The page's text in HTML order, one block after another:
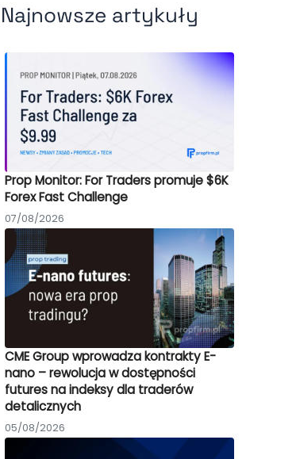
Najnowsze artykuły
Prop Monitor: For Traders promuje $6K
Forex Fast Challenge
07/08/2026
CME Group wprowadza kontrakty E-
nano – rewolucja w dostępności
futures na indeksy dla traderów
detalicznych
05/08/2026